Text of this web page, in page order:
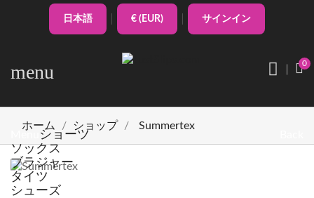
日本語 € (EUR) サインイン
menu 0
ショーツ
ソックス
ブラジャー
タイツ
シューズ
ホーム ショップ Summertex